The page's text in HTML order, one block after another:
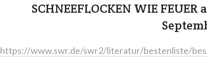
SCHNEEFLOCKEN WIE
https://www.swr.de/swr2/literatur/bestenliste/